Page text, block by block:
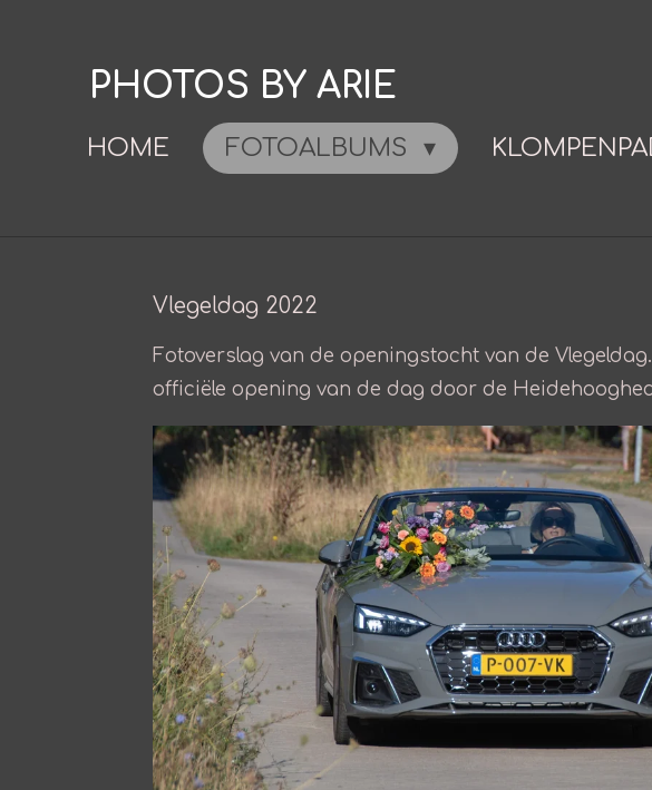
hoofdinhoud
PHOTOS BY ARIE
HOME FOTOALBUMS
Vlegeldag 2022
Fotoverslag van de openingstocht van de
officiële opening van de dag door de